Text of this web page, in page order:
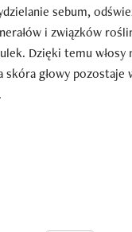
sebum,
i związków
Dzięki temu włosy
skóra głowy pozostaje